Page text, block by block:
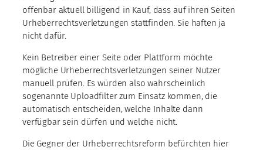
offenbar aktuell billigend in Kauf, dass auf ihren Seiten
Urheberrechtsverletzungen stattfinden. Sie haften ja
nicht dafür.
Kein Betreiber einer Seite oder Plattform möchte
mögliche Urheberrechtsverletzungen seiner Nutzer
manuell prüfen. Es würden also wahrscheinlich
sogenannte Uploadfilter zum Einsatz kommen, die
automatisch entscheiden, welche Inhalte dann
verfügbar sein dürfen und welche nicht.
Die Gegner der Urheberrechtsreform befürchten hier